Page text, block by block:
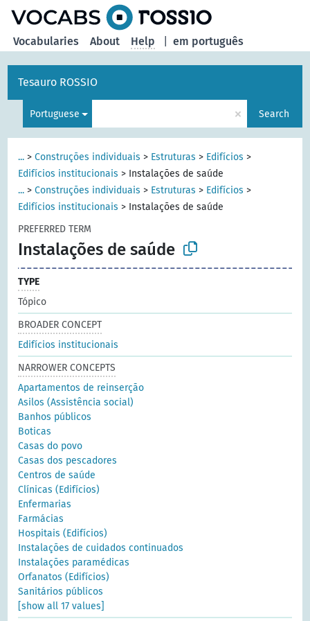
em português
Vocabularies About Help
Tesauro ROSSIO
Portuguese × Search
... >Construções individuais > Estruturas > Edifícios >
Edifícios institucionais > Instalações de saúde
... >Construções individuais > Estruturas > Edifícios >
Edifícios institucionais > Instalações de saúde
PREFERRED TERM
Instalações de saúde
TYPE
Tópico
BROADER CONCEPT
Edifícios institucionais
NARROWER CONCEPTS
Apartamentos de reinserção
Asilos (Assistência social)
Banhos públicos
Boticas
Casas do povo
Casas dos pescadores
Centros de saúde
Clínicas (Edifícios)
Enfermarias
Farmácias
Hospitais (Edifícios)
Instalações de cuidados continuados
Instalações paramédicas
Orfanatos (Edifícios)
Sanitários públicos
[show all 17 values]